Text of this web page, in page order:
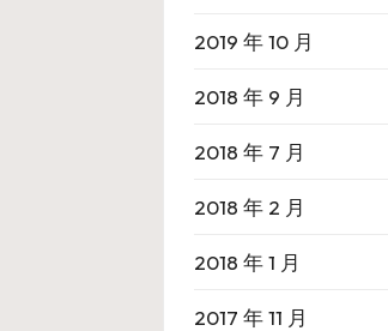
2019 年 10 月
2018 年 9 月
2018 年 7 月
2018 年 2 月
2018 年 1 月
2017 年 11 月